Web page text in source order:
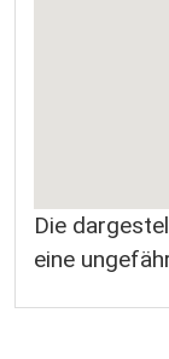
Die
eine